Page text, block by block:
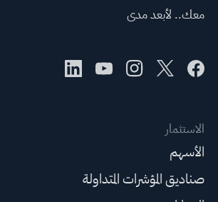
معك.. لأبعد مدى
الاستثمار
الأسهم
صناديق المؤشرات المتداولة